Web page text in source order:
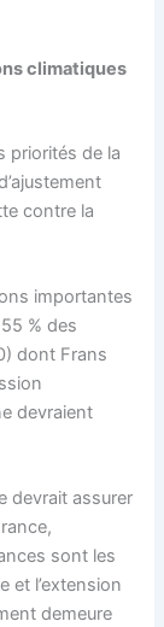
climatiques
priorités de la
contre la
importantes
% des
dont Frans
devraient
devrait assurer
sont les
et l’extension
demeure